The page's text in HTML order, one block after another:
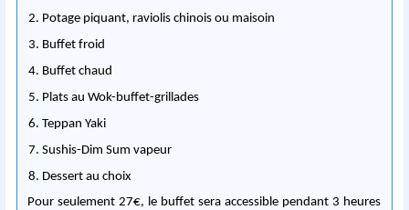
2. Potage piquant, raviolis chinois ou maisoin
3. Buffet froid
4. Buffet chaud
5. Plats au Wok-buffet-grillades
6. Teppan Yaki
7. Sushis-Dim Sum vapeur
8. Dessert au choix
Pour seulement 27€, le buffet sera accessible pendant 3 heures